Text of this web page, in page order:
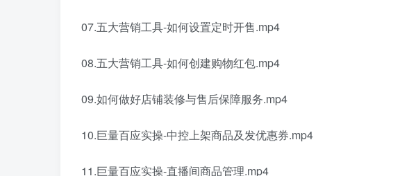
07.五大营销工具-如何设置定时开售.mp4
08.五大营销工具-如何创建购物红包.mp4
09.如何做好店铺装修与售后保障服务.mp4
10.巨量百应实操-中控上架商品及发优惠券.mp4
11.巨量百应实操-直播间商品管理.mp4